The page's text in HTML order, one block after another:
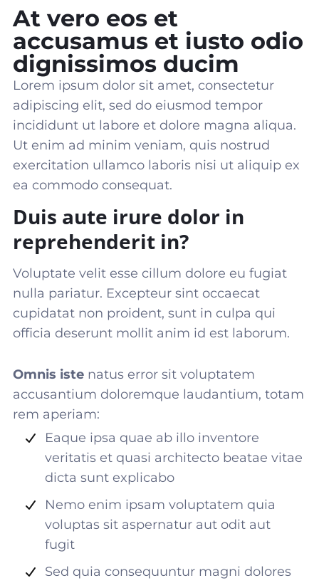
At vero eos et
accusamus et iusto odio
dignissimos ducim
Lorem ipsum dolor sit amet, consectetur
adipiscing elit, sed do eiusmod tempor
incididunt ut labore et dolore magna aliqua.
Ut enim ad minim veniam, quis nostrud
exercitation ullamco laboris nisi ut aliquip ex
ea commodo consequat.
Duis aute irure dolor in
reprehenderit in?
Voluptate velit esse cillum dolore eu fugiat
nulla pariatur. Excepteur sint occaecat
cupidatat non proident, sunt in culpa qui
officia deserunt mollit anim id est laborum.
Omnis iste natus error sit voluptatem
accusantium doloremque laudantium, totam
rem aperiam:
Eaque ipsa quae ab illo inventore
veritatis et quasi architecto beatae vitae
dicta sunt explicabo
Nemo enim ipsam voluptatem quia
voluptas sit aspernatur aut odit aut
fugit
Sed quia consequuntur magni dolores